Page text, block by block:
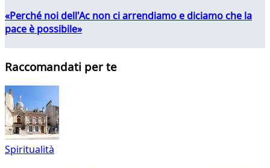
«Perché noi dell'Ac non ci arrendiamo e diciamo che la
pace è possibile»
Raccomandati per te
Spiritualità